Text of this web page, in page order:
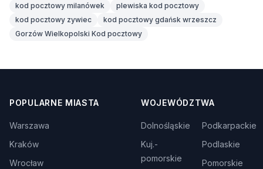
kod pocztowy milanówek
plewiska kod pocztowy
kod pocztowy zywiec
kod pocztowy gdańsk wrzeszcz
Gorzów Wielkopolski Kod pocztowy
POPULARNE MIASTA
Warszawa
Kraków
Wrocław
WOJEWÓDZTWA
Dolnośląskie
Kuj.-
pomorskie
Podkarpackie
Podlaskie
Pomorskie